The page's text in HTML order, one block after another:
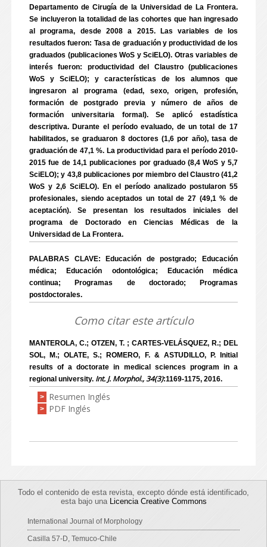
Departamento de Cirugía de la Universidad de La Frontera.
Se incluyeron la totalidad de las cohortes que han ingresado
al programa, desde 2008 a 2015. Las variables de los
resultados fueron: Tasa de graduación y productividad de los
graduados (publicaciones WoS y SciELO). Otras variables de
interés fueron: productividad del Claustro (publicaciones
WoS y SciELO); y características de los alumnos que
ingresaron al programa (edad, sexo, origen, profesión,
formación de postgrado previa y número de años de
formación universitaria formal). Se aplicó estadística
descriptiva. Durante el período evaluado, de un total de 17
habilitados, se graduaron 8 doctores (1,6 por año), tasa de
graduación de 47,1 %. La productividad para el período 2010-
2015 fue de 14,1 publicaciones por graduado (8,4 WoS y 5,7
SciELO); y 43,8 publicaciones por miembro del Claustro (41,2
WoS y 2,6 SciELO). En el período analizado postularon 55
profesionales, siendo aceptados un total de 27 (49,1 % de
aceptación). Se presentan los resultados iniciales del
programa de Doctorado en Ciencias Médicas de la
Universidad de La Frontera.
PALABRAS CLAVE: Educación de postgrado; Educación
médica; Educación odontológica; Educación médica
continua; Programas de doctorado; Programas
postdoctorales.
Como citar este artículo
MANTEROLA, C.; OTZEN, T. ; CARTES-VELÁSQUEZ, R.; DEL
SOL, M.; OLATE, S.; ROMERO, F. & ASTUDILLO, P. Initial
results of a doctorate in medical sciences program in a
regional university. Int. J. Morphol., 34(3):1169-1175, 2016.
> Resumen Inglés
> PDF Inglés
Todo el contenido de esta revista, excepto dónde está identificado,
esta bajo una Licencia Creative Commons
International Journal of Morphology
Casilla 57-D, Temuco-Chile